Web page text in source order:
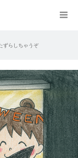
ずらしちゃうぞ